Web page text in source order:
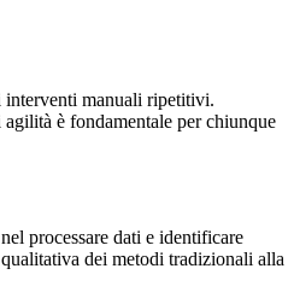
interventi manuali ripetitivi.
è fondamentale per chiunque
processare dati e identificare
dei metodi tradizionali alla